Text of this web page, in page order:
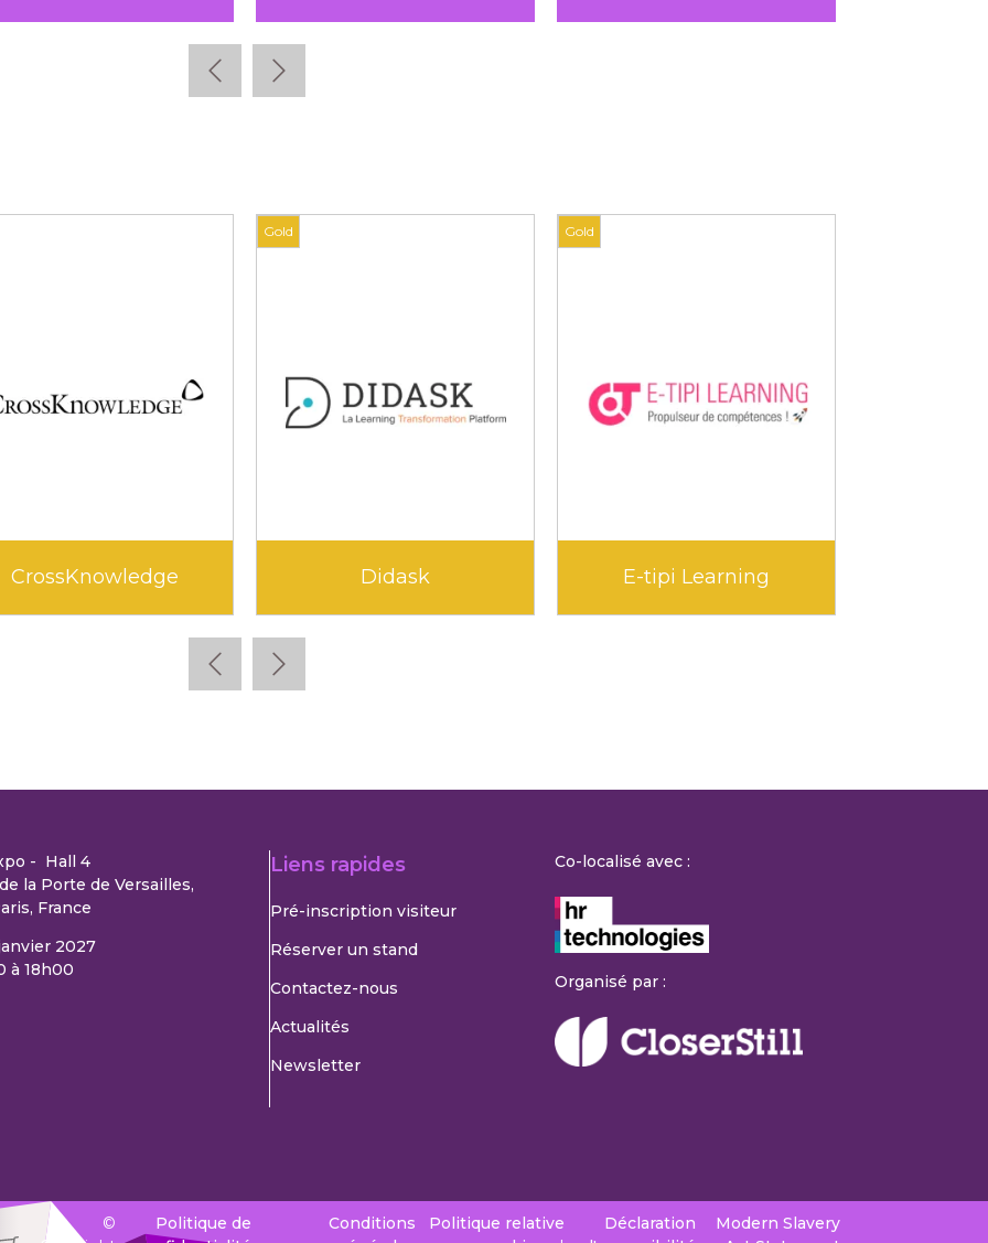
CrossKnowledge
Gold
Didask
Gold
E-tipi Learning
- Hall 4
la Porte de Versailles,
France
2027
à 18h00
Liens rapides
Pré-inscription visiteur
Réserver un stand
Contactez-nous
Actualités
Newsletter
Co-localisé avec :
Organisé par :
©
Politique de
Conditions
Politique relative
Déclaration
Modern Slavery